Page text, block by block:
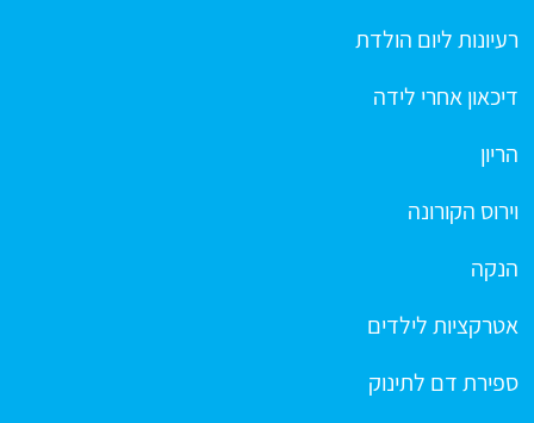
רעיונות ליום הולדת
דיכאון אחרי לידה
הריון
וירוס הקורונה
הנקה
אטרקציות לילדים
ספירת דם לתינוק